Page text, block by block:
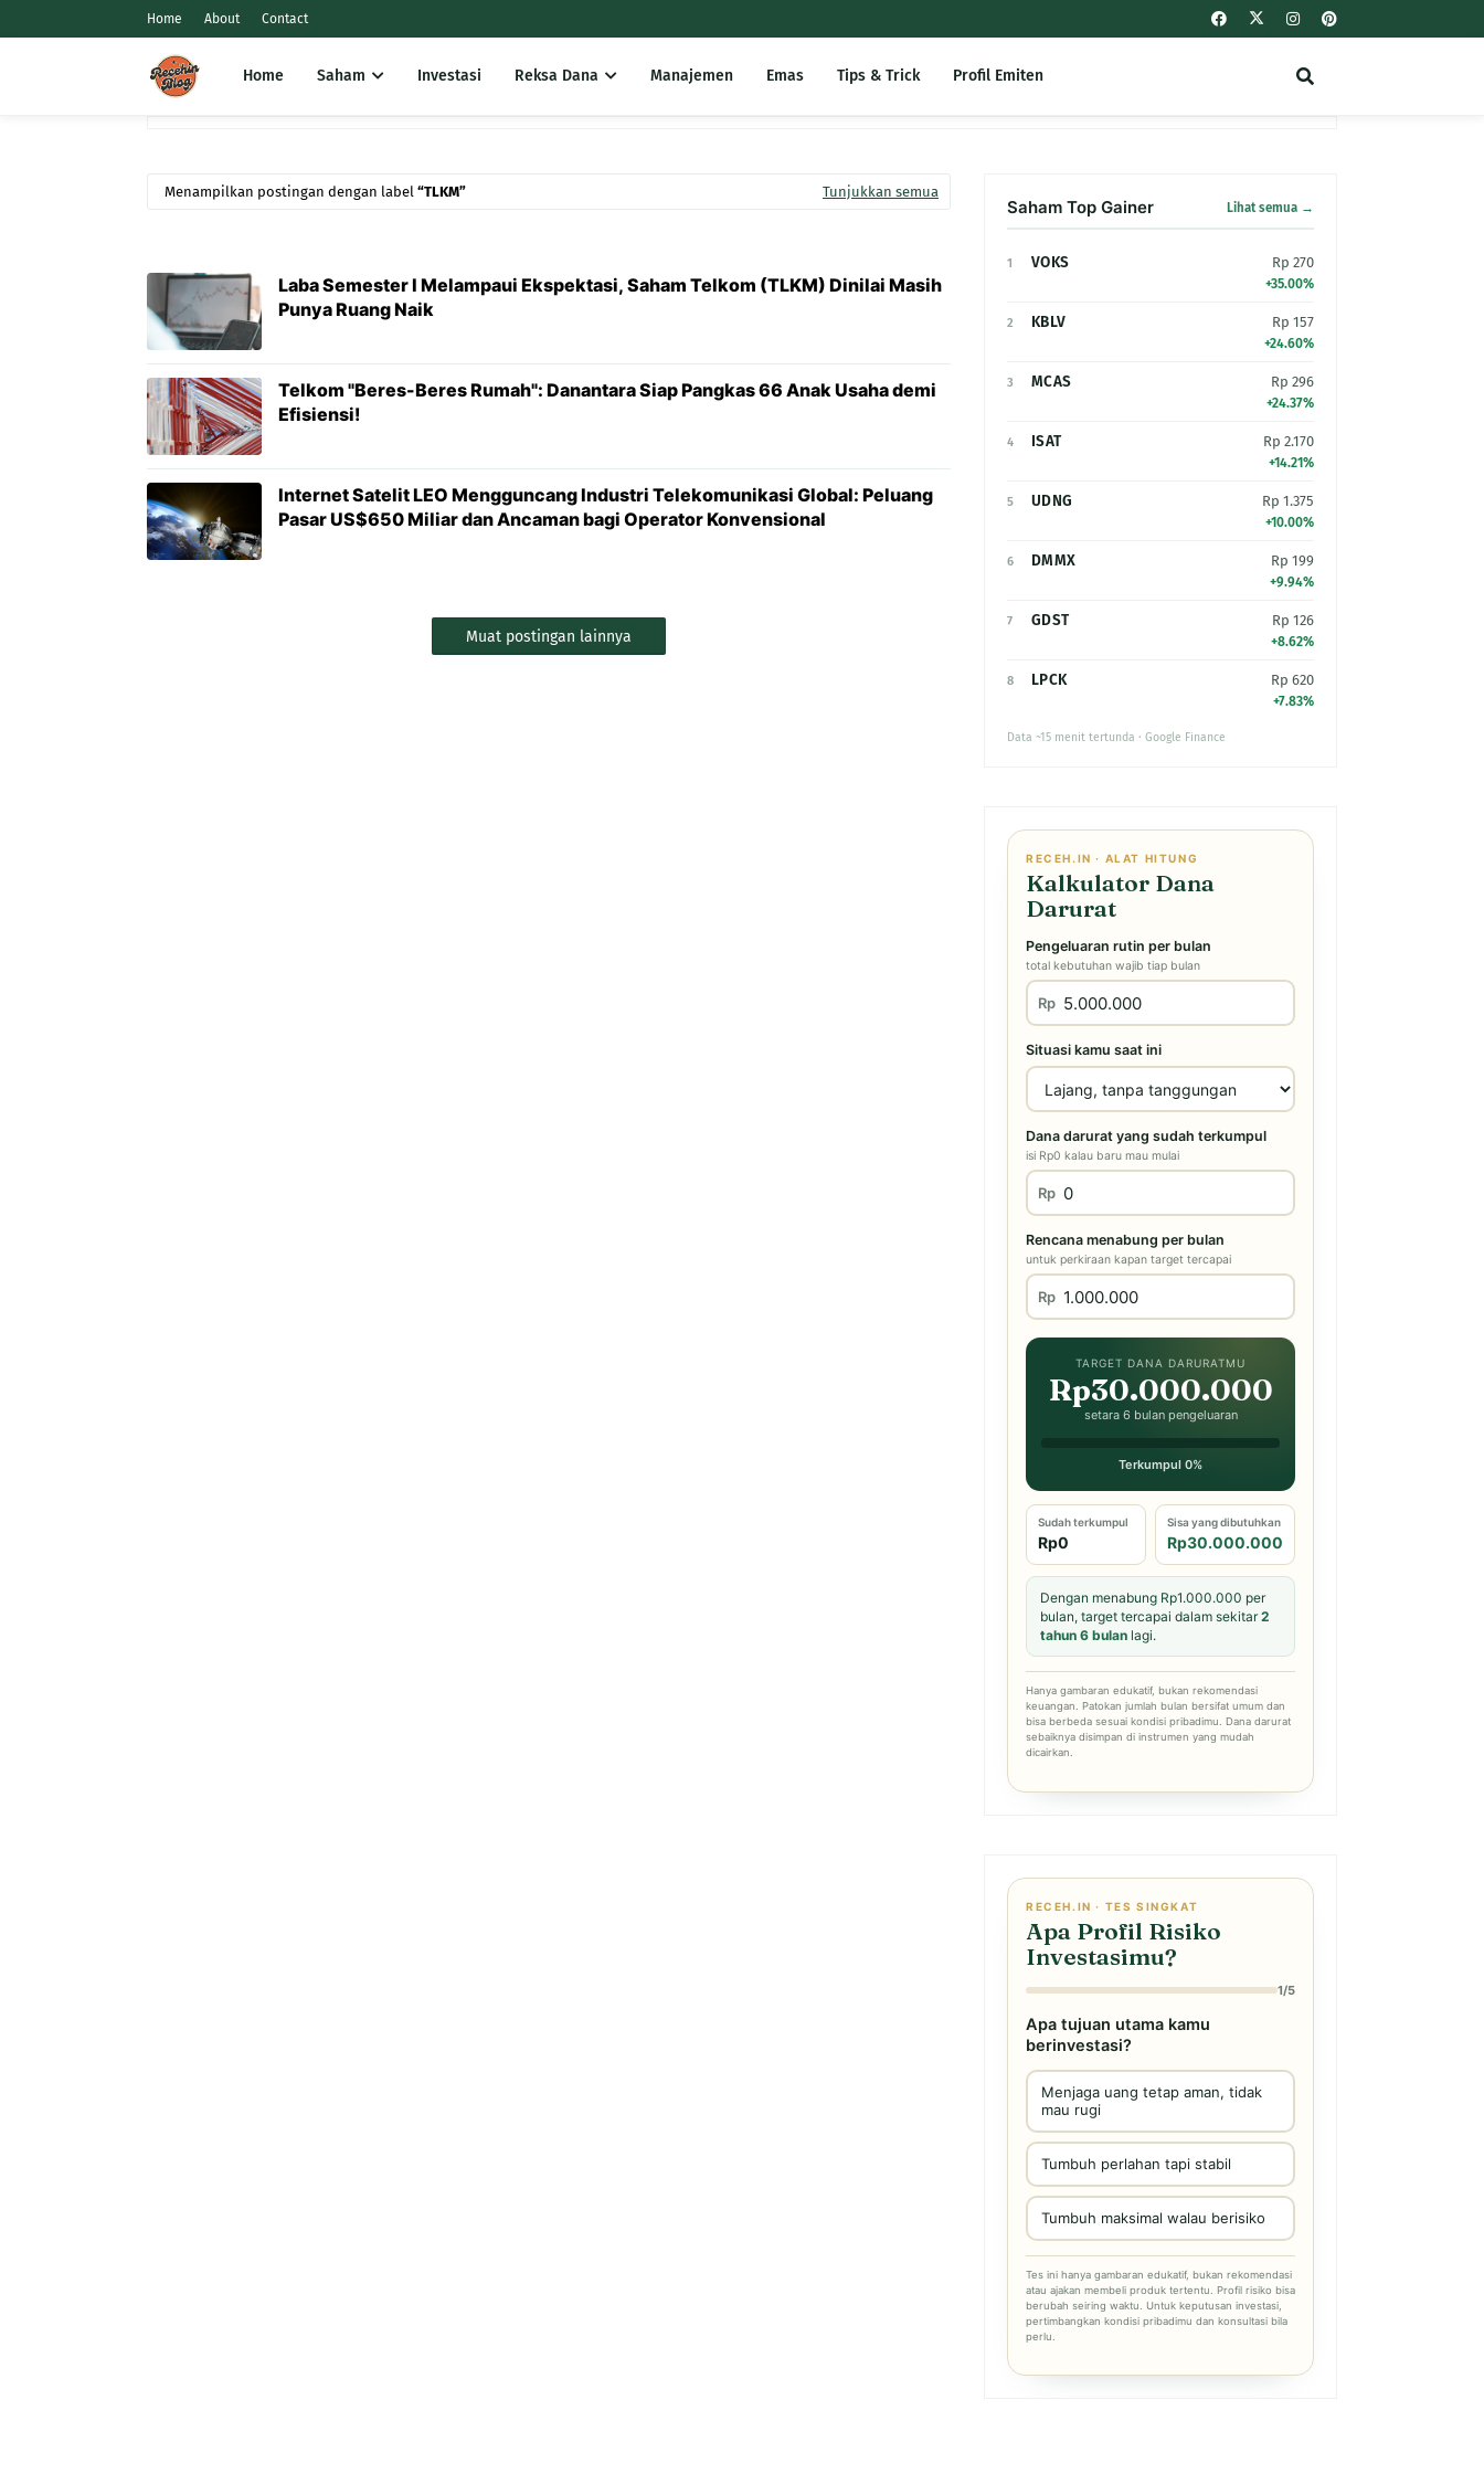
Home About Contact
Home Saham Investasi Reksa Dana Manajemen Emas Tips & Trick Profil Emiten
Menampilkan postingan dengan label TLKM Tunjukkan semua
Laba Semester I Melampaui Ekspektasi, Saham Telkom (TLKM) Dinilai Masih
Punya Ruang Naik
Telkom "Beres-Beres Rumah": Danantara Siap Pangkas 66 Anak Usaha demi
Efisiensi!
Internet Satelit LEO Mengguncang Industri Telekomunikasi Global: Peluang
Pasar US$650 Miliar dan Ancaman bagi Operator Konvensional
Muat postingan lainnya
Saham Top Gainer Lihat semua →
1 VOKS Rp 270
+35.00%
2 KBLV Rp 157
+24.60%
3 MCAS Rp 296
+24.37%
4 ISAT Rp 2.170
+14.21%
5 UDNG Rp 1.375
+10.00%
6 DMMX Rp 199
+9.94%
7 GDST Rp 126
+8.62%
8 LPCK Rp 620
+7.83%
Data ~15 menit tertunda · Google Finance
RECEH.IN · ALAT HITUNG
Kalkulator Dana
Darurat
Pengeluaran rutin per bulan
total kebutuhan wajib tiap bulan
Rp
Situasi kamu saat ini
Dana darurat yang sudah terkumpul
isi Rp0 kalau baru mau mulai
Rp
Rencana menabung per bulan
untuk perkiraan kapan target tercapai
Rp
TARGET DANA DARURATMU
Rp30.000.000
setara 6 bulan pengeluaran
Terkumpul 0%
Sudah terkumpul
Rp0
Sisa yang dibutuhkan
Rp30.000.000
Dengan menabung Rp1.000.000 per
bulan, target tercapai dalam sekitar2
tahun 6 bulan lagi.
Hanya gambaran edukatif, bukan rekomendasi
keuangan. Patokan jumlah bulan bersifat umum dan
bisa berbeda sesuai kondisi pribadimu. Dana darurat
sebaiknya disimpan di instrumen yang mudah
dicairkan.
RECEH.IN · TES SINGKAT
Apa Profil Risiko
Investasimu?
1/5
Apa tujuan utama kamu
berinvestasi?
Menjaga uang tetap aman, tidak
mau rugi
Tumbuh perlahan tapi stabil
Tumbuh maksimal walau berisiko
Tes ini hanya gambaran edukatif, bukan rekomendasi
atau ajakan membeli produk tertentu. Profil risiko bisa
berubah seiring waktu. Untuk keputusan investasi,
pertimbangkan kondisi pribadimu dan konsultasi bila
perlu.